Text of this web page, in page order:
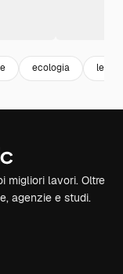
ecologia leaf
migliori lavori. Oltre
agenzie e studi.